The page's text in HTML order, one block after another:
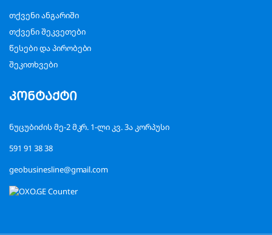
თქვენი ანგარიში
თქვენი შეკვეთები
წესები და პირობები
შეკითხვები
კონტაქტი
ნუცუბიძის მე-2 მკრ. 1-ლი კვ. 3ა კორპუსი
591 91 38 38
geobusinesline@gmail.com